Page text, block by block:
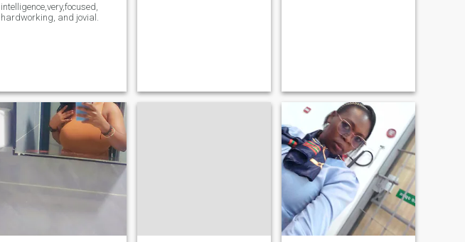
intelligence,very,focused,
hardworking, and jovial.